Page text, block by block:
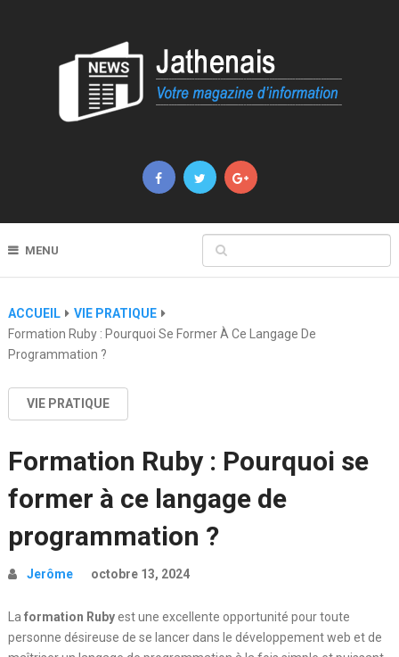
MENU
ACCUEIL
VIE PRATIQUE
Formation Ruby : Pourquoi Se Former À Ce Langage De
Programmation ?
VIE PRATIQUE
Formation Ruby : Pourquoi se
former à ce langage de
programmation ?
Jerôme octobre 13, 2024
La formation Rubyest une excellente opportunité pour toute
personne désireuse de se lancer dans le développement web et de